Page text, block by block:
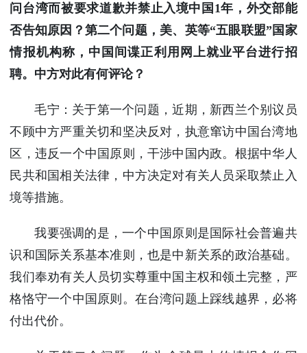
问台湾而被要求道歉并禁止入境中国1年，外交部能
否告知原因？第二个问题，美、英等“五眼联盟”国家
情报机构称，中国间谍正利用网上就业平台进行招
聘。中方对此有何评论？
毛宁：关于第一个问题，近期，新西兰个别议员
不顾中方严重关切和坚决反对，执意窜访中国台湾地
区，违反一个中国原则，干涉中国内政。根据中华人
民共和国相关法律，中方决定对有关人员采取禁止入
境等措施。
我要强调的是，一个中国原则是国际社会普遍共
识和国际关系基本准则，也是中新关系的政治基础。
我们奉劝有关人员切实尊重中国主权和领土完整，严
格恪守一个中国原则。在台湾问题上踩线越界，必将
付出代价。